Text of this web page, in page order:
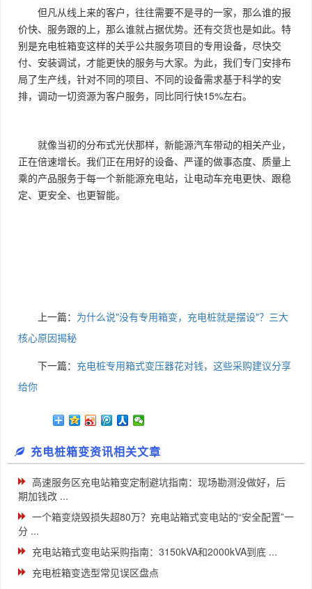
但凡从线上来的客户，往往需要不是寻的一家，那么谁的报
价快、服务跟的上，那么谁就占据优势。还有交货也是如此。特
别是充电桩箱变这样的关乎公共服务项目的专用设备，尽快交
付、安装调试，才能更快的服务与大家。为此，我们专门安排布
局了生产线，针对不同的项目、不同的设备需求基于科学的安
排，调动一切资源为客户服务，同比同行快15%左右。
就像当初的分布式光伏那样，新能源汽车带动的相关产业，
正在倍速增长。我们正在用好的设备、严谨的做事态度、质量上
乘的产品服务于每一个新能源充电站，让电动车充电更快、跟稳
定、更安全、也更智能。
上一篇： 为什么说"没有专用箱变，充电桩就是摆设"？三大
核心原因揭秘
下一篇： 充电桩专用箱式变压器花对钱，这些采购建议分享
给你
充电桩箱变资讯相关文章
高速服务区充电站箱变定制避坑指南：现场勘测没做好，后
期加钱改 ...
一个箱变烧毁损失超80万？充电站箱式变电站的“安全配置”一
分 ...
充电站箱式变电站采购指南：3150kVA和2000kVA到底 ...
充电桩箱变选型常见误区盘点